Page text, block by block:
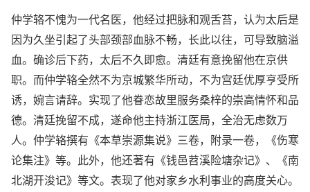
仲学辂不愧为一代名医，他经过把脉和观舌苔，认为太后是
因为久坐引起了头部颈部血脉不畅，长此以往，可导致脑溢
血。确诊后下药，太后不久即愈。清廷有意挽留他在京供
职。而仲学辂全然不为京城繁华所动，不为宫廷优厚亨受所
诱，婉言请辞。实现了他眷恋故里服务桑梓的崇高情怀和品
德。清廷挽留不成，遂命他主持浙江医局，全治无虑数万
人。仲学辂撰有《本草崇源集说》三卷，附录一卷，《伤寒
论集注》等。此外，他还著有《钱邑苕溪险塘杂记》、《南
北湖开浚记》等文。表现了他对家乡水利事业的高度关心。